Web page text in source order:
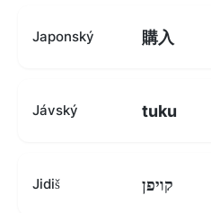
Japonský 購入
Jávský tuku
Jidiš קויפן